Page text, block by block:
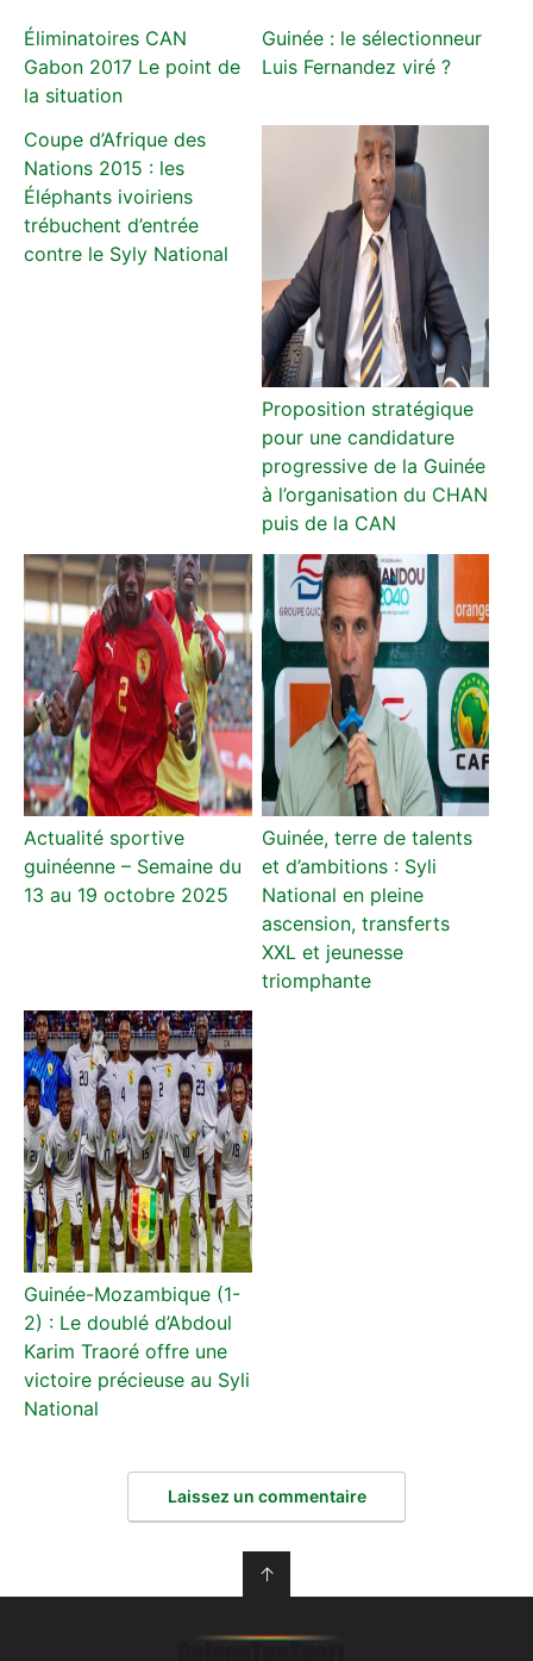
Éliminatoires CAN
Gabon 2017 Le point de
la situation
Guinée : le sélectionneur
Luis Fernandez viré ?
Coupe d’Afrique des
Nations 2015 : les
Éléphants ivoiriens
trébuchent d’entrée
contre le Syly National
Proposition stratégique
pour une candidature
progressive de la Guinée
à l’organisation du CHAN
puis de la CAN
Actualité sportive
guinéenne – Semaine du
13 au 19 octobre 2025
Guinée, terre de talents
et d’ambitions : Syli
National en pleine
ascension, transferts
XXL et jeunesse
triomphante
Guinée-Mozambique (1-
2) : Le doublé d’Abdoul
Karim Traoré offre une
victoire précieuse au Syli
National
Laissez un commentaire
↑